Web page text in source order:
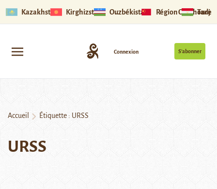
Kazakhstan Kirghizstan Ouzbékistan Région Ouïghoure
S’abonner
Connexion
Accueil Étiquette : URSS
URSS